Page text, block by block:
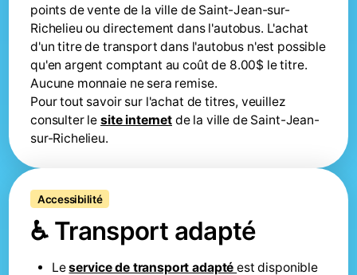
points de vente de la ville de Saint-Jean-sur-
Richelieu ou directement dans l'autobus. L'achat
d'un titre de transport dans l'autobus n'est possible
qu'en argent comptant au coût de 8.00$ le titre.
Aucune monnaie ne sera remise.
‍Pour tout savoir sur l'achat de titres, veuillez
consulter lesite internet de la ville de Saint-Jean-
sur-Richelieu.
Accessibilité
♿ Transport adapté
Leservice de transport adaptéest disponible